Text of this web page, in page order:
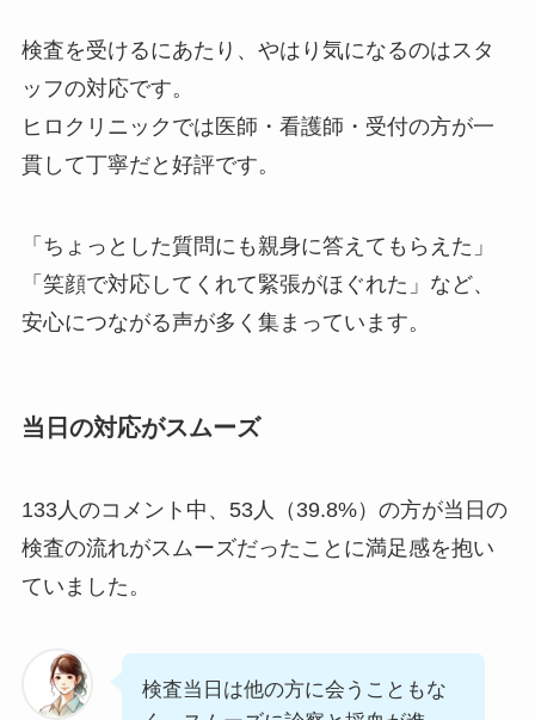
検査を受けるにあたり、やはり気になるのはスタ
ッフの対応です。
ヒロクリニックでは医師・看護師・受付の方が一
貫して丁寧だと好評です。
「ちょっとした質問にも親身に答えてもらえた」
「笑顔で対応してくれて緊張がほぐれた」など、
安心につながる声が多く集まっています。
当日の対応がスムーズ
133人のコメント中、53人（39.8%）の方が当日の
検査の流れがスムーズだったことに満足感を抱い
ていました。
検査当日は他の方に会うこともな